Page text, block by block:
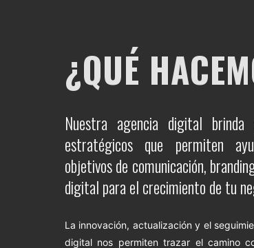
¿QUÉ
Nuestra agencia digital
estratégicos que permiten
objetivos de comunicación,
digital para el crecimiento de tu
La innovación, actualización y el
digital nos permiten trazar el camino